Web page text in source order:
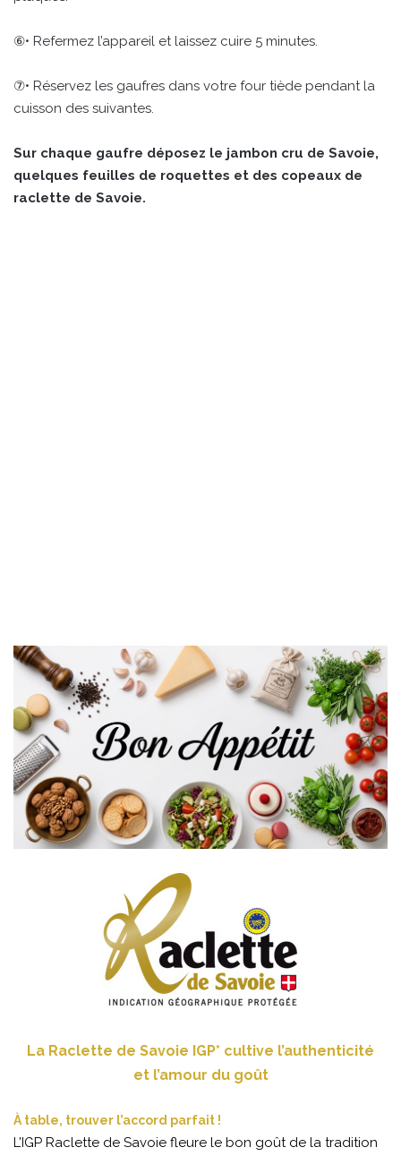
⑥• Refermez l’appareil et laissez cuire 5 minutes.
⑦• Réservez les gaufres dans votre four tiède pendant la
cuisson des suivantes.
Sur chaque gaufre déposez le jambon cru de Savoie,
quelques feuilles de roquettes et des copeaux de
raclette de Savoie.
La Raclette de Savoie IGP* cultive l’authenticité
et l’amour du goût
À table, trouver l’accord parfait !
L’IGP Raclette de Savoie fleure le bon goût de la tradition